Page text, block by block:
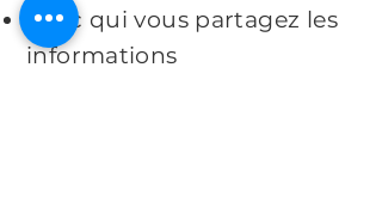
Avec qui vous partagez les
informations